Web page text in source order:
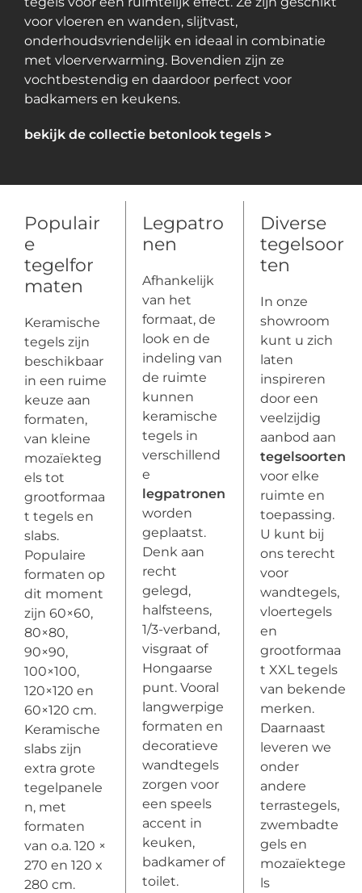
voor vloeren en wanden, slijtvast,
onderhoudsvriendelijk en ideaal in combinatie
met vloerverwarming. Bovendien zijn ze
vochtbestendig en daardoor perfect voor
badkamers en keukens.
bekijk de collectie betonlook tegels >
Populair
e
tegelfor
maten
Keramische
tegels zijn
beschikbaar
in een ruime
keuze aan
formaten,
van kleine
mozaïekteg
els tot
grootformaa
t tegels en
slabs.
Populaire
formaten op
dit moment
zijn 60×60,
80×80,
90×90,
100×100,
120×120 en
60×120 cm.
Keramische
slabs zijn
extra grote
tegelpanele
n, met
formaten
van o.a. 120 ×
270 en 120 x
280 cm.
Legpatro
nen
Afhankelijk
van het
formaat, de
look en de
indeling van
de ruimte
kunnen
keramische
tegels in
verschillend
e
legpatronen
worden
geplaatst.
Denk aan
recht
gelegd,
halfsteens,
1/3-verband,
visgraat of
Hongaarse
punt. Vooral
langwerpige
formaten en
decoratieve
wandtegels
zorgen voor
een speels
accent in
keuken,
badkamer of
toilet.
Diverse
tegelsoor
ten
In onze
showroom
kunt u zich
laten
inspireren
door een
veelzijdig
aanbod aan
tegelsoorten
voor elke
ruimte en
toepassing.
U kunt bij
ons terecht
voor
wandtegels,
vloertegels
en
grootformaa
t XXL tegels
van bekende
merken.
Daarnaast
leveren we
onder
andere
terrastegels,
zwembadte
gels en
mozaïektege
ls